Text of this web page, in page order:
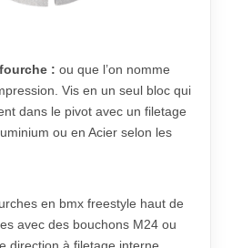
: ou que l’on nomme
Vis en un seul bloc qui
dans le pivot avec un filetage
ou en Acier selon les
en bmx freestyle haut de
avec des bouchons M24 ou
direction à filetage interne.